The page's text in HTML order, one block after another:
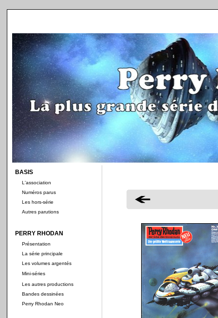
BASIS
L'association
Numéros parus
Les hors-série
Autres parutions
PERRY RHODAN
Présentation
La série principale
Les volumes argentés
Mini-séries
Les autres productions
Bandes dessinées
Perry Rhodan Neo